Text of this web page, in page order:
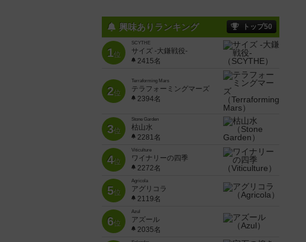
興味ありランキング トップ50
1位
SCYTHE
サイズ -大鎌戦役-
2415名
2位
Terraforming Mars
テラフォーミングマーズ
2394名
3位
Stone Garden
枯山水
2281名
4位
Viticulture
ワイナリーの四季
2272名
5位
Agricola
アグリコラ
2119名
6位
Azul
アズール
2035名